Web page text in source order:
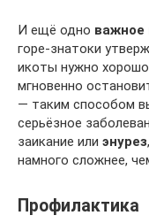
И ещё одно важное
горе-знатоки
икоты нужно хорошо
мгновенно
— таким способом
серьёзное
заикание или энурез
намного сложнее,
Профилактика